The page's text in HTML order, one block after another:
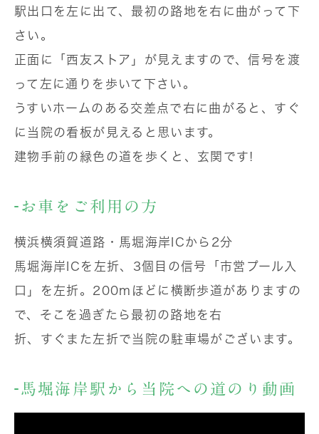
駅出口を左に出て、最初の路地を右に曲がって下
さい。
正面に「西友ストア」が見えますので、信号を渡
って左に通りを歩いて下さい。
うすいホームのある交差点で右に曲がると、すぐ
に当院の看板が見えると思います。
建物手前の緑色の道を歩くと、玄関です!
お車をご利用の方
横浜横須賀道路・馬堀海岸ICから2分
馬堀海岸ICを左折、3個目の信号「市営プール入
口」を左折。200mほどに横断歩道がありますの
で、そこを過ぎたら最初の路地を右
折、すぐまた左折で当院の駐車場がございます。
馬堀海岸駅から当院への道のり動画